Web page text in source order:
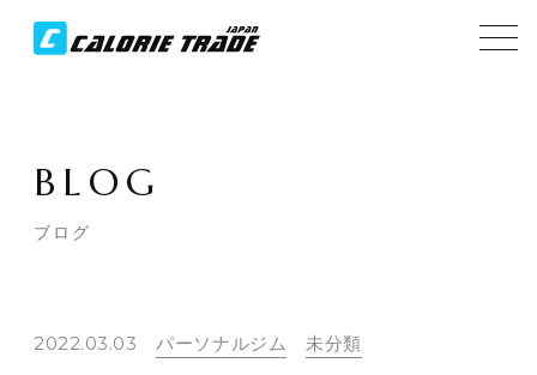
BLOG
ブログ
2022.03.03 パーソナルジム 未分類